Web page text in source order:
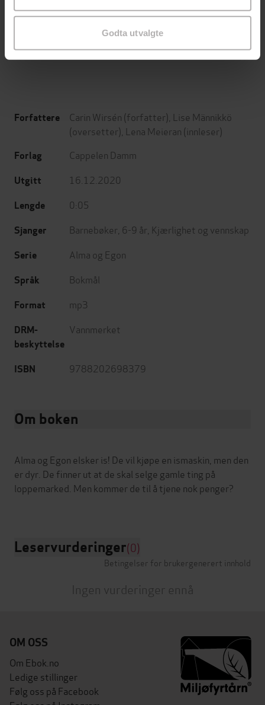
Godta utvalgte
199,-
EBOK
349,-
EBOK
Forfattere Carin Wirsén (forfatter),
Lise Männikkö
(oversetter),
Lena Meieran (innleser)
Forlag Cappelen Damm
Utgitt 16.12.2020
Lengde 0:05
Sjanger Barnebøker 6-9 år Kjærlighet og vennskap
Serie Alma og Egon
Språk Bokmål
Format mp3
DRM-
beskyttelse
Vannmerket
ISBN 9788202698379
Om boken
Alma og Egon elsker is! De vil kjøpe en ismaskin, men den
er dyr. De finner ut at de skal selge gamle ting på
loppemarked. Men kommer de til å tjene nok penger?
Leservurderinger(0)
Betingelser for brukergenerert innhold
Ingen vurderinger ennå
OM OSS
Om Ebok.no
Ledige stillinger
Følg oss på Facebook